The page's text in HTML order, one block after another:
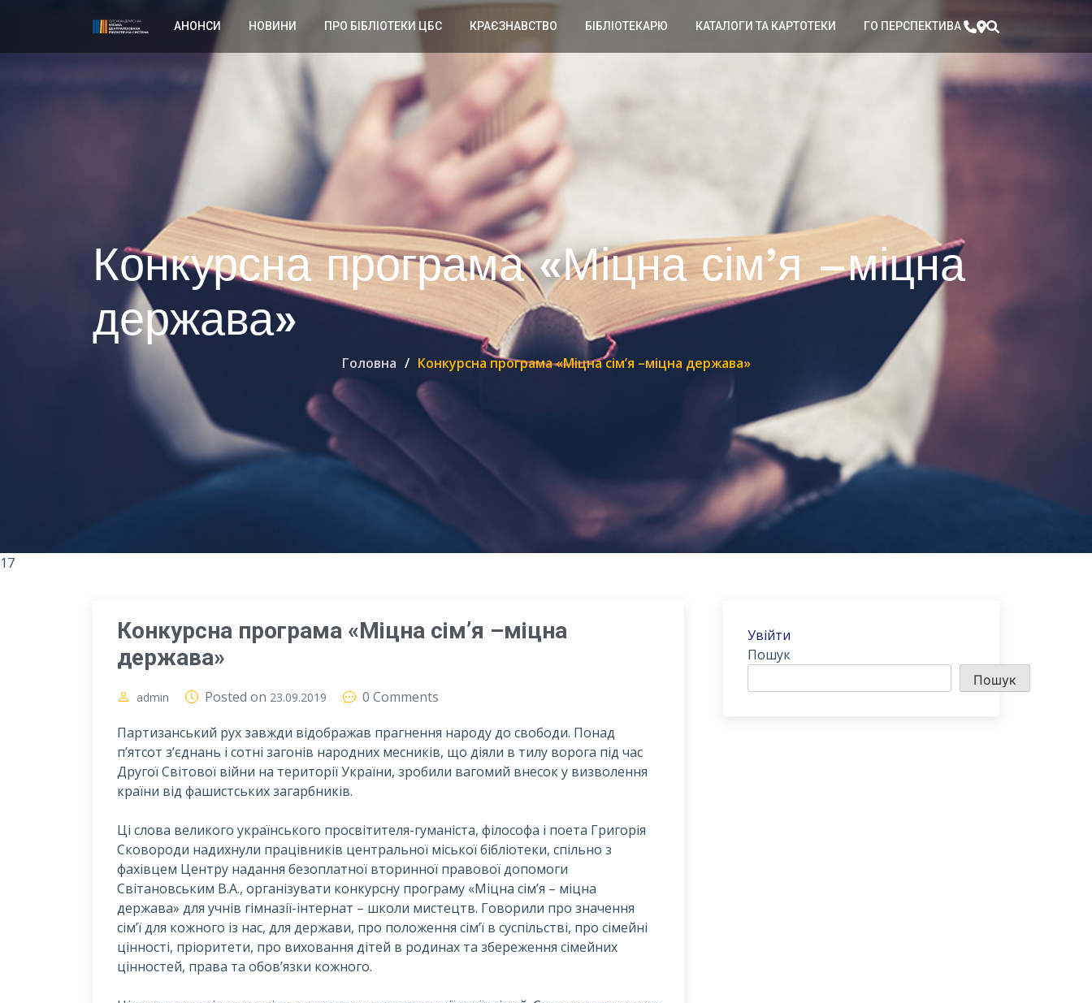
АНОНСИ НОВИНИ ПРО БІБЛІОТЕКИ ЦБС КРАЄЗНАВСТВО БІБЛІОТЕКАРЮ КАТАЛОГИ ТА КАРТОТЕКИ ГО ПЕРСПЕКТИВА
Конкурсна програма «Міцна сім’я –міцна
держава»
Головна Конкурсна програма «Міцна сім’я –міцна держава»
17
Конкурсна програма «Міцна сім’я –міцна
держава»
admin Posted on 23.09.2019
0 Comments
Партизанський рух завжди відображав прагнення народу до свободи. Понад
п’ятсот з’єднань і сотні загонів народних месників, що діяли в тилу ворога під час
Другої Світової війни на території України, зробили вагомий внесок у визволення
країни від фашистських загарбників.
Ці слова великого українського просвітителя-гуманіста, філософа і поета Григорія
Сковороди надихнули працівників центральної міської бібліотеки, спільно з
фахівцем Центру надання безоплатної вторинної правової допомоги
Світановським В.А., організувати конкурсну програму «Міцна сім’я – міцна
держава» для учнів гімназії-інтернат – школи мистецтв. Говорили про значення
сім’ї для кожного із нас, для держави, про положення сім’ї в суспільстві, про сімейні
цінності, пріоритети, про виховання дітей в родинах та збереження сімейних
цінностей, права та обов’язки кожного.
Увійти
Пошук
Пошук